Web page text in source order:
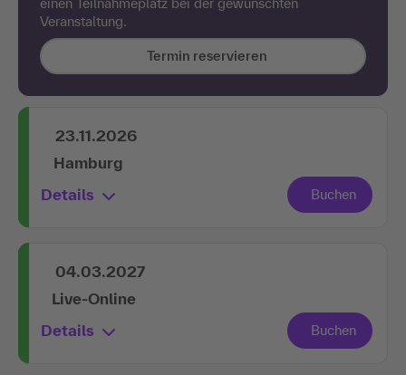
einen Teilnahmeplatz bei der gewünschten
Veranstaltung.
Termin reservieren
23.11.2026
Hamburg
Details
04.03.2027
Live-Online
Details